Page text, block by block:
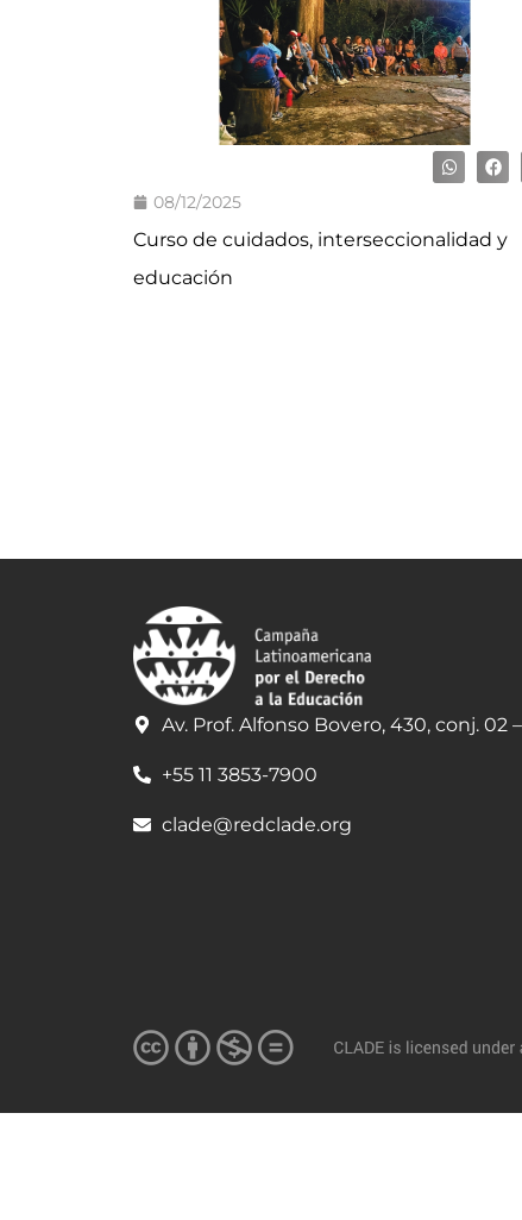
08/12/2025
Curso de cuidados, interseccionalidad y
educación
Av. Prof. Alfonso Bovero, 430, conj. 02
+55 11 3853-7900
clade@redclade.org